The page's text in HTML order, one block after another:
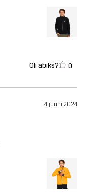
Oli abiks? 0
4. juuni 2024